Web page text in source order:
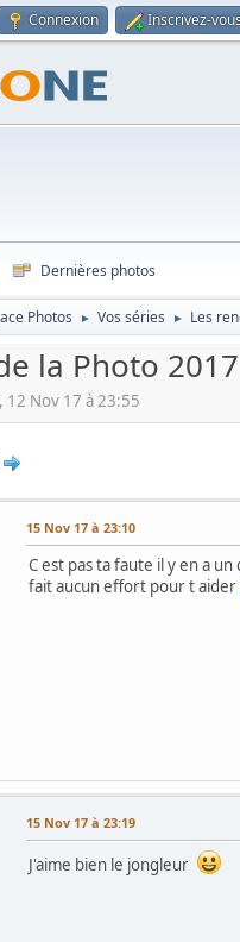
Connexion Inscrivez-
Dernières photos
Photos ► Vos séries ► Les
la Photo 2017
Nov 17 à 23:55
15 Nov 17 à 23:10
C est pas ta faute il y en a
fait aucun effort pour t aider
15 Nov 17 à 23:19
J'aime bien le jongleur